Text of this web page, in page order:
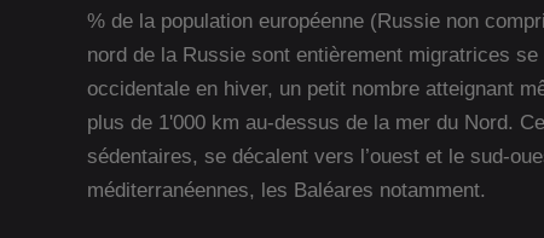
% de la population européenne (Russie non
nord de la Russie sont entièrement migratrices
occidentale en hiver, un petit nombre atteignant
plus de 1'000 km au-dessus de la mer du Nord.
sédentaires, se décalent vers l’ouest et le sud-
méditerranéennes, les Baléares notamment.